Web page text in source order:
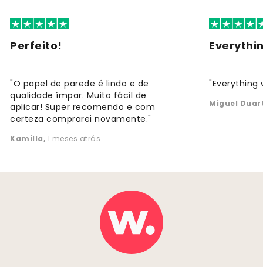
Perfeito!
"O papel de parede é lindo e de
qualidade ímpar. Muito fácil de
aplicar! Super recomendo e com
certeza comprarei novamente."
Kamilla, 1 meses atrás
"Everything
Miguel